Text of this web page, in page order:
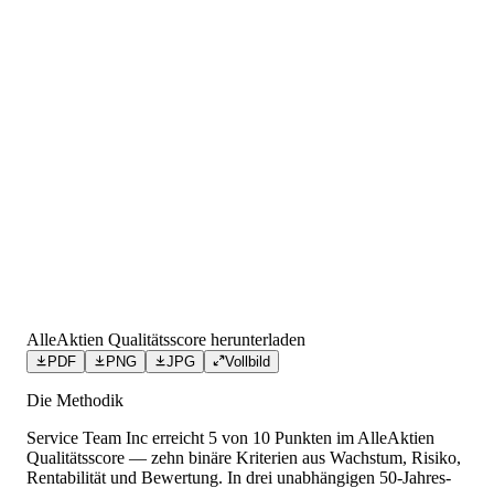
AlleAktien Qualitätsscore herunterladen
PDF PNG JPG Vollbild
Die Methodik
Service Team Inc erreicht 5 von 10 Punkten im AlleAktien
Qualitätsscore — zehn binäre Kriterien aus Wachstum, Risiko,
Rentabilität und Bewertung. In drei unabhängigen 50-Jahres-